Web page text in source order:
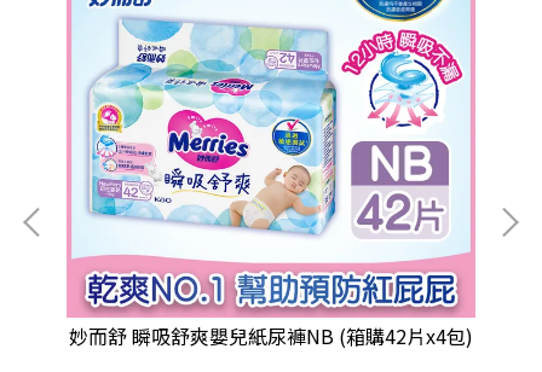
妙而舒 瞬吸舒爽嬰兒紙尿褲NB (箱購42片x4包)